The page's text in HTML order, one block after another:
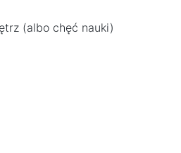
(albo chęć nauki)